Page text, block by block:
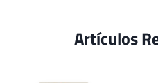
Artículos